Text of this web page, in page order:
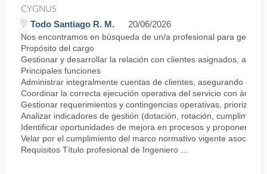
CYGNUS
Todo Santiago R. M. 20/06/2026
Nos encontramos en búsqueda de un/a profesional para
Propósito del cargo
Gestionar y desarrollar la relación con clientes asignados,
Principales funciones
Administrar integralmente cuentas de clientes, asegurando el
Coordinar la correcta ejecución operativa del servicio con
Gestionar requerimientos y contingencias operativas,
Analizar indicadores de gestión (dotación, rotación,
Identificar oportunidades de mejora en procesos y proponer
Velar por el cumplimiento del marco normativo vigente
Requisitos Título profesional de Ingeniero ...